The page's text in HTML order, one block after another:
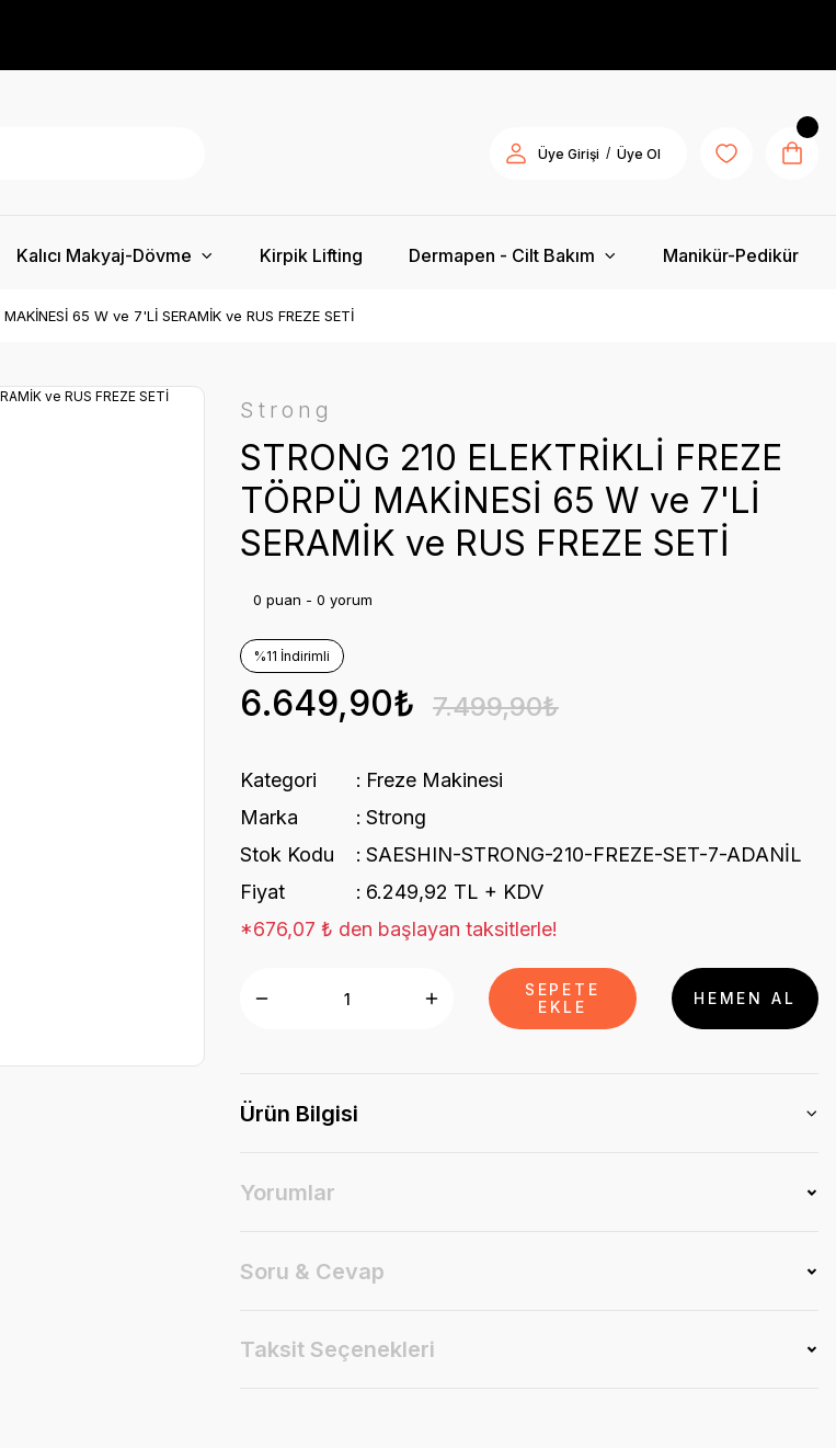
Üye Girişi / Üye Ol
Kalıcı Makyaj-Dövme Kirpik Lifting Dermapen - Cilt Bakım Manikür-Pedikür
65 W ve 7'Lİ SERAMİK ve RUS FREZE SETİ
Strong
STRONG 210 ELEKTRİKLİ FREZE
TÖRPÜ MAKİNESİ 65 W ve 7'Lİ
SERAMİK ve RUS FREZE SETİ
0 puan - 0 yorum
%11 İndirimli
6.649,90₺ 7.499,90₺
Kategori
Freze Makinesi
Marka
Strong
Stok Kodu
SAESHIN-STRONG-210-FREZE-SET-7-ADANİL
Fiyat
6.249,92 TL + KDV
*676,07 ₺ den başlayan taksitlerle!
SEPETE
EKLE
HEMEN AL
Ürün Bilgisi
Yorumlar
Soru & Cevap
Taksit Seçenekleri